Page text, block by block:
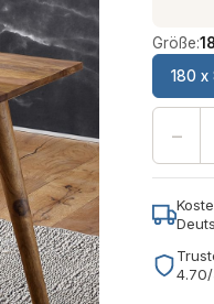
Größe:
180 x
−